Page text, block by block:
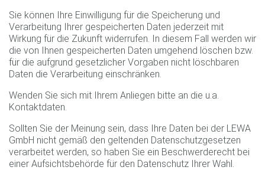
Sie können Ihre Einwilligung für die Speicherung und
Verarbeitung Ihrer gespeicherten Daten jederzeit mit
Wirkung für die Zukunft widerrufen. In diesem Fall werden wir
die von Ihnen gespeicherten Daten umgehend löschen bzw.
für die aufgrund gesetzlicher Vorgaben nicht löschbaren
Daten die Verarbeitung einschränken.
Wenden Sie sich mit Ihrem Anliegen bitte an die u.a.
Kontaktdaten.
Sollten Sie der Meinung sein, dass Ihre Daten bei der LEWA
GmbH nicht gemäß den geltenden Datenschutzgesetzen
verarbeitet werden, so haben Sie ein Beschwerderecht bei
einer Aufsichtsbehörde für den Datenschutz Ihrer Wahl.